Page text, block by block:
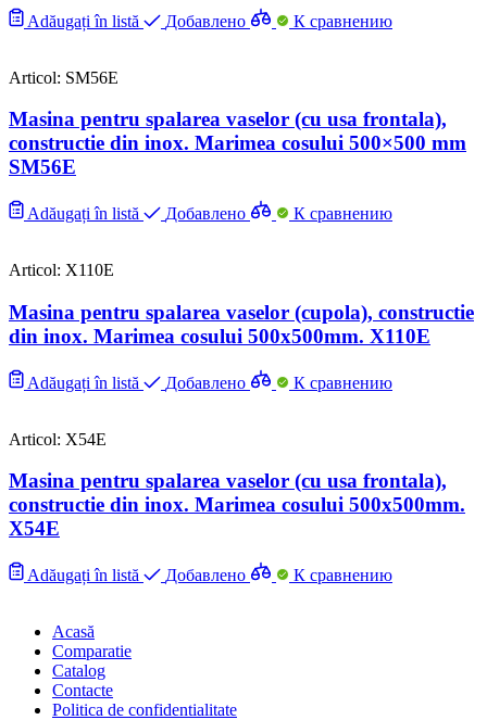
Adăugați în listă Добавлено К сравнению
Articol: SM56E
Masina pentru spalarea vaselor (cu usa frontala),
constructie din inox. Marimea cosului 500×500 mm
SM56E
Adăugați în listă Добавлено К сравнению
Articol: X110E
Masina pentru spalarea vaselor (cupola), constructie
din inox. Marimea cosului 500x500mm. X110E
Adăugați în listă Добавлено К сравнению
Articol: X54E
Masina pentru spalarea vaselor (cu usa frontala),
constructie din inox. Marimea cosului 500x500mm.
X54E
Adăugați în listă Добавлено К сравнению
Acasă
Comparatie
Catalog
Contacte
Politica de confidentialitate